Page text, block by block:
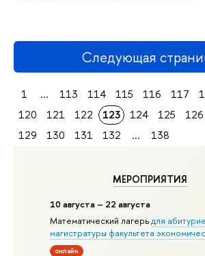
МЕРОПРИЯТИЯ
10 августа – 22 августа
Математический лагерьдля
магистратуры факультета
онлайн
Следующая
1 ... 113 114 115 116 117
120
121 122 123 124 125 126
129
130 131 132 ... 138